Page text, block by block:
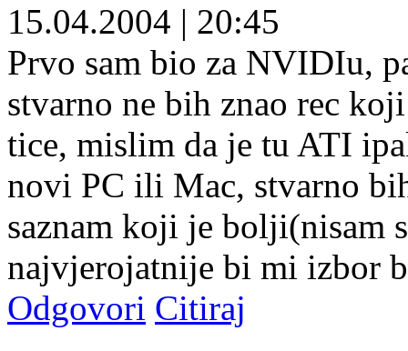
15.04.2004 | 20:45
Prvo sam bio za NVIDIu,
stvarno ne bih znao rec
tice, mislim da je tu ATI
novi PC ili Mac, stvarno
saznam koji je
najvjerojatnije bi mi izbor
Odgovori Citiraj